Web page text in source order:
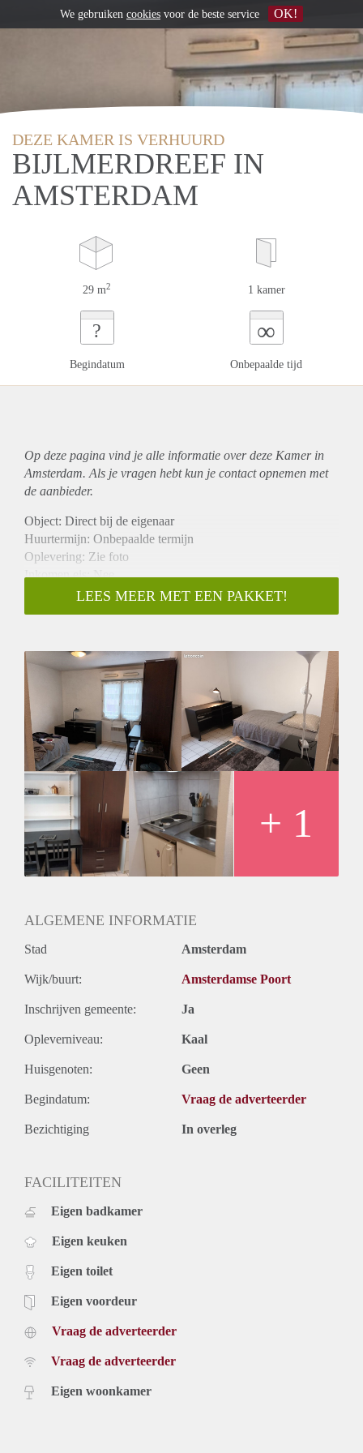
DEZE KAMER IS VERHUURD
BIJLMERDREEF IN
AMSTERDAM
29 m2 1 kamer
?
Begindatum
∞
Onbepaalde tijd
Op deze pagina vind je alle informatie over deze Kamer in
Amsterdam. Als je vragen hebt kun je contact opnemen met
de aanbieder.
Object: Direct bij de eigenaar
Huurtermijn: Onbepaalde termijn
Oplevering: Zie foto
Inkomen eis: Nee
Garantiestelling mogelijk: Nee
Borg: 1 Maand
Huisdieren toegestaan: Afhankelijk van de Eigenaar
Huurtoeslag grens: Ja
Geschikt voor studenten: Afhankelijk van de Eigenaar
LEES MEER MET EEN PAKKET!
+ 1
ALGEMENE INFORMATIE
Stad Amsterdam
Wijk/buurt: Amsterdamse Poort
Inschrijven gemeente: Ja
Opleverniveau: Kaal
Huisgenoten: Geen
Begindatum: Vraag de adverteerder
Bezichtiging In overleg
FACILITEITEN
Eigen badkamer
Eigen keuken
Eigen toilet
Eigen voordeur
Vraag de adverteerder
Vraag de adverteerder
Eigen woonkamer
We gebruiken cookies voor de beste service OK!